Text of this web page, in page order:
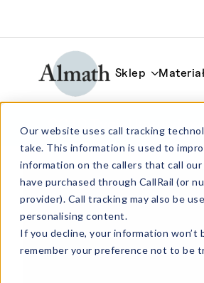
Our website uses call tracking
take. This information is used to
information on the callers that call
have purchased through CallRail (or
provider). Call tracking may also be
personalising content.
If you decline, your information
remember your preference not to be
Sklep
CC10 Tygiel